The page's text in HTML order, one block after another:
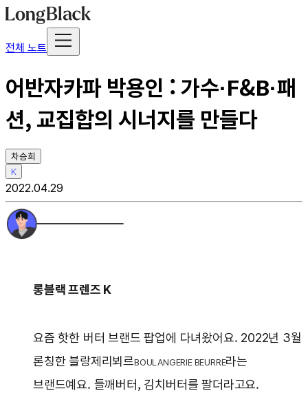
전체 노트
어반자카파 박용인 : 가수·F&B·패
션, 교집합의 시너지를 만들다
차승희
K
2022.04.29
롱블랙 프렌즈 K
요즘 핫한 버터 브랜드 팝업에 다녀왔어요. 2022년 3월
론칭한 블랑제리뵈르BOULANGERIE BEURRE라는
브랜드예요. 들깨버터, 김치버터를 팔더라고요.